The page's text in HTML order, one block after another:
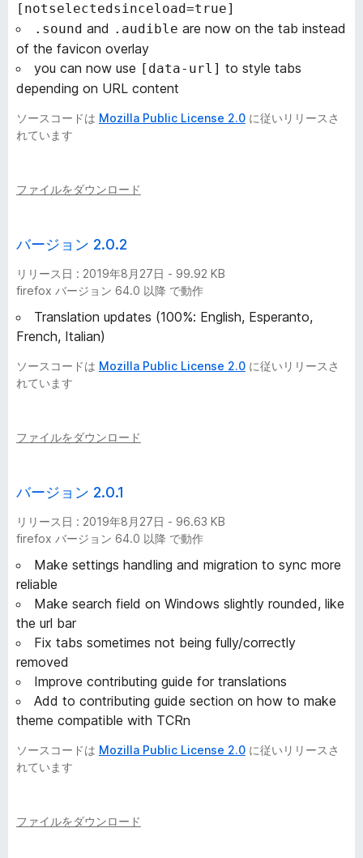
[notselectedsinceload=true]
.sound and .audible are now on the tab instead
of the favicon overlay
you can now use [data-url] to style tabs
depending on URL content
ソースコードは Mozilla Public License 2.0 に従いリリースさ
れています
ファイルをダウンロード
バージョン 2.0.2
リリース日 : 2019年8月27日 - 99.92 KB
firefox バージョン 64.0 以降 で動作
Translation updates (100%: English, Esperanto,
French, Italian)
ソースコードは Mozilla Public License 2.0 に従いリリースさ
れています
ファイルをダウンロード
バージョン 2.0.1
リリース日 : 2019年8月27日 - 96.63 KB
firefox バージョン 64.0 以降 で動作
Make settings handling and migration to sync more
reliable
Make search field on Windows slightly rounded, like
the url bar
Fix tabs sometimes not being fully/correctly
removed
Improve contributing guide for translations
Add to contributing guide section on how to make
theme compatible with TCRn
ソースコードは Mozilla Public License 2.0 に従いリリースさ
れています
ファイルをダウンロード